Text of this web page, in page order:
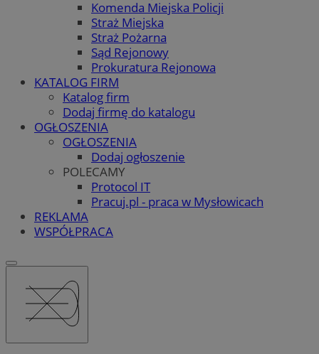
Komenda Miejska Policji
Straż Miejska
Straż Pożarna
Sąd Rejonowy
Prokuratura Rejonowa
KATALOG FIRM
Katalog firm
Dodaj firmę do katalogu
OGŁOSZENIA
OGŁOSZENIA
Dodaj ogłoszenie
POLECAMY
Protocol IT
Pracuj.pl - praca w Mysłowicach
REKLAMA
WSPÓŁPRACA